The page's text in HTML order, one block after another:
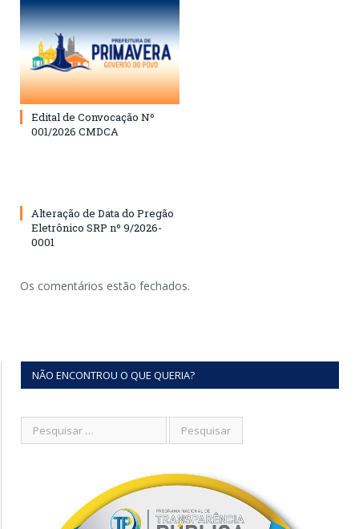
Edital de Convocação Nº
001/2026 CMDCA
Alteração de Data do Pregão
Eletrônico SRP nº 9/2026-
0001
Os comentários estão fechados.
NÃO ENCONTROU O QUE QUERIA?